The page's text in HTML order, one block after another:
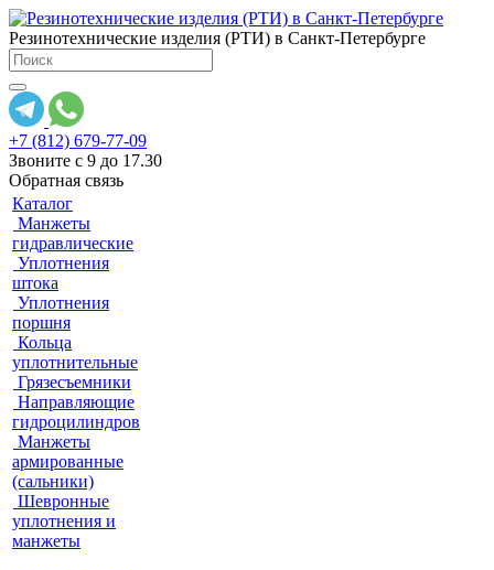
Резинотехнические изделия (РТИ) в Санкт-Петербурге
+7 (812) 679-77-09
Звоните с 9 до 17.30
Обратная связь
Каталог
Манжеты
гидравлические
Уплотнения
штока
Уплотнения
поршня
Кольца
уплотнительные
Грязесъемники
Направляющие
гидроцилиндров
Манжеты
армированные
(сальники)
Шевронные
уплотнения и
манжеты